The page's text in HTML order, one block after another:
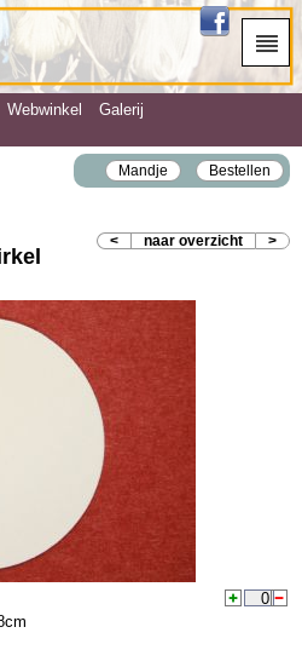
Webwinkel
Galerij
Mandje Bestellen
< naar overzicht >